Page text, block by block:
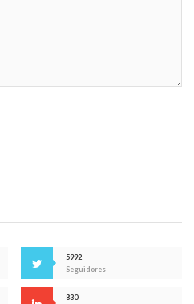
5992
Seguidores
830